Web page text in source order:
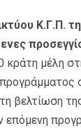
Κ.Γ.Π.
μέλη
βελτίωση
επόμενη